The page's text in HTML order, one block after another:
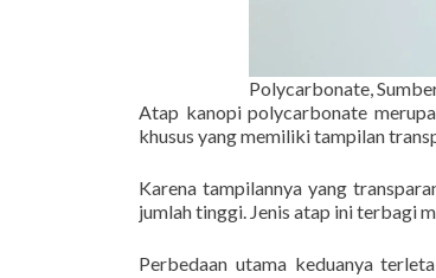
Polycarbonate,
Atap kanopi polycarbonate
khusus yang memiliki tampilan
Karena tampilannya yang
jumlah tinggi. Jenis atap ini terbagi
Perbedaan utama keduanya